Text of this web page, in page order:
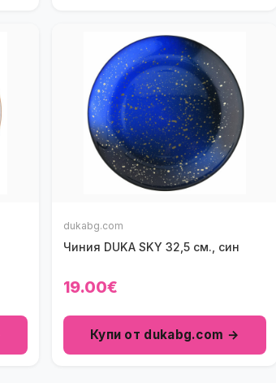
dukabg.com
Чиния DUKA SKY 32,5 см., син
19.00€
Купи от dukabg.com →